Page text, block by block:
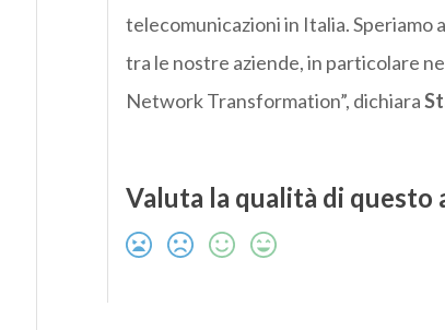
telecomunicazioni in Italia. Speriamo
tra le nostre aziende, in particolare
Network Transformation”, dichiara
Valuta la qualità di questo